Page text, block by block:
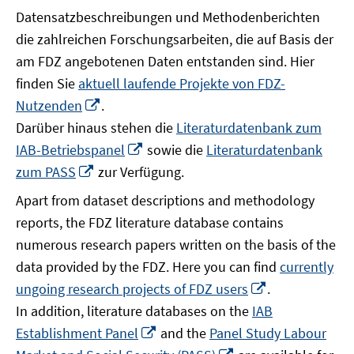
Datensatzbeschreibungen und Methodenberichten
die zahlreichen Forschungsarbeiten, die auf Basis der
am FDZ angebotenen Daten entstanden sind. Hier
finden Sie aktuell laufende Projekte von FDZ-
Nutzenden
neuem
Fenster
öffnen
.
Darüber hinaus stehen die Literaturdatenbank zum
IAB-Betriebspanel
In
neuem
Fenster
öffnen
sowie die Literaturdatenbank
zum PASS
In
Fenster
öffnen
zur Verfügung.
Apart from dataset descriptions and methodology
reports, the FDZ literature database contains
numerous research papers written on the basis of the
data provided by the FDZ. Here you can find currently
ungoing research projects of FDZ users
neuem
Fenster
öffnen
.
In addition, literature databases on the IAB
Establishment Panel
In
neuem
and the Panel Study Labour